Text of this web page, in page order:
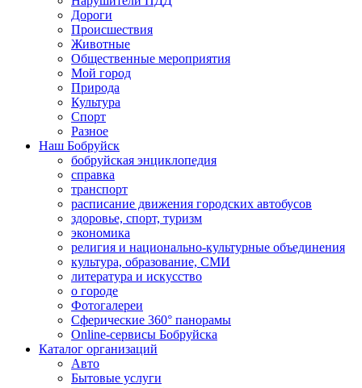
Дороги
Происшествия
Животные
Общественные мероприятия
Мой город
Природа
Культура
Спорт
Разное
Наш Бобруйск
бобруйская энциклопедия
справка
транспорт
расписание движения городских автобусов
здоровье, спорт, туризм
экономика
религия и национально-культурные объединения
культура, образование, СМИ
литература и искусство
о городе
Фотогалереи
Сферические 360° панорамы
Online-сервисы Бобруйска
Каталог организаций
Авто
Бытовые услуги